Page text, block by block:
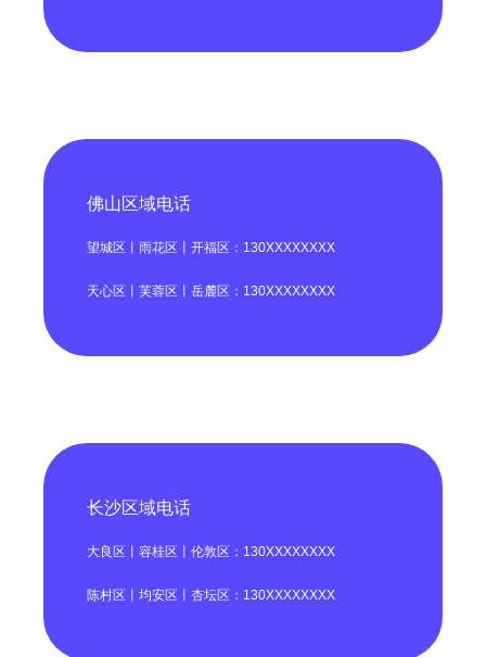
佛山区域电话
望城区丨雨花区丨开福区：130XXXXXXXX
天心区丨芙蓉区丨岳麓区：130XXXXXXXX
长沙区域电话
大良区丨容桂区丨伦敦区：130XXXXXXXX
陈村区丨均安区丨杏坛区：130XXXXXXXX